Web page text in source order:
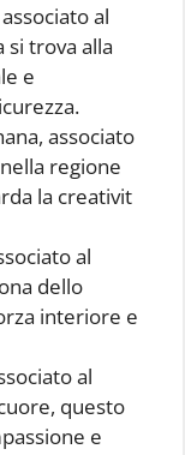
al
si trova alla
e
associato
regione
la creativit
al
dello
interiore e
al
questo
e